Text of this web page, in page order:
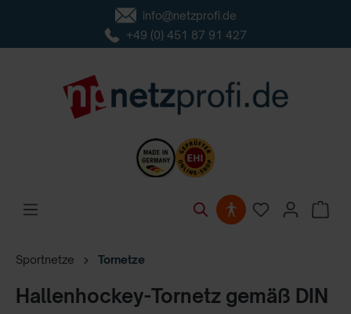
info@netzprofi.de
+49 (0) 451 87 91 427
Sportnetze Tornetze
Hallenhockey-Tornetz gemäß DIN